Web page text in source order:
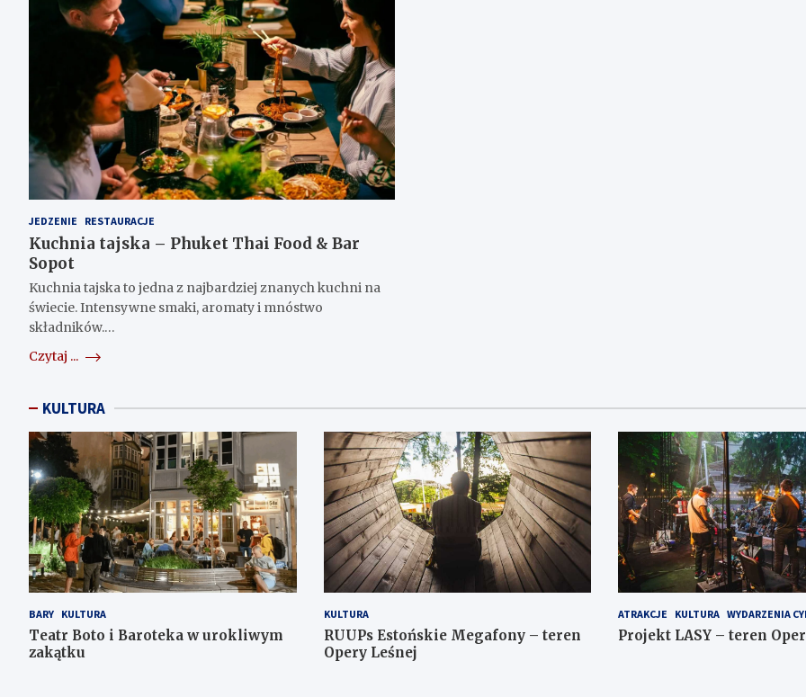
JEDZENIE RESTAURACJE
Kuchnia tajska – Phuket Thai Food & Bar
Sopot
Kuchnia tajska to jedna z najbardziej znanych kuchni na
świecie. Intensywne smaki, aromaty i mnóstwo
składników.…
Czytaj ...
KULTURA
BARY KULTURA
Teatr Boto i Baroteka w urokliwym
zakątku
KULTURA
RUUPs Estońskie Megafony – teren
Opery Leśnej
ATRAKCJE KULTURA WYDARZENIA
Projekt LASY – teren